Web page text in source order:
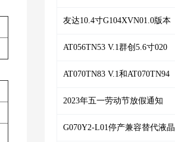
友达10.4寸G104XVN01.0版本
AT056TN53 V.1群创5.6寸020
AT070TN83 V.1和AT070TN94
2023年五一劳动节放假通知
G070Y2-L01停产兼容替代液晶